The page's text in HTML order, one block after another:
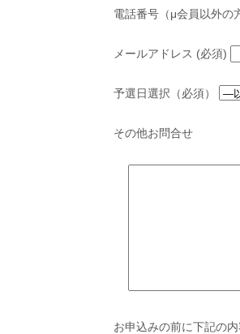
電話番号（μ会員以外の
メールアドレス (必須)
予選日選択（必須）
その他お問合せ
お申込みの前に下記の